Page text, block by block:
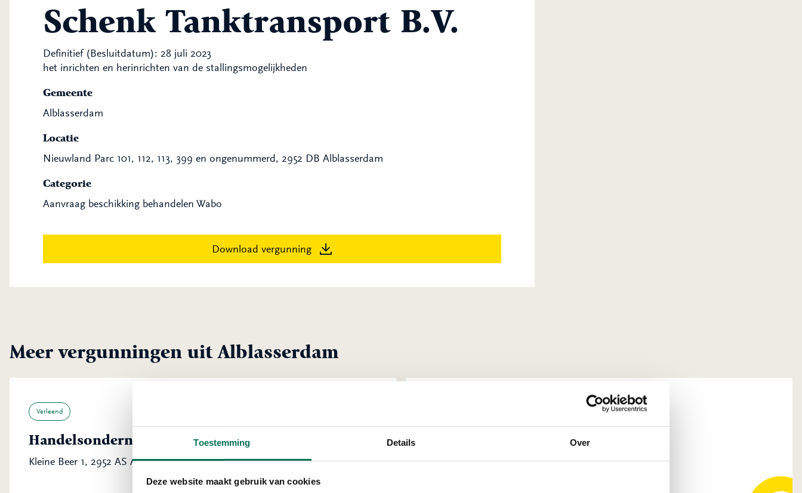
Toestemming Details Over
Deze website maakt gebruik van cookies
Schenk Tanktransport B.V.
Definitief (Besluitdatum): 28 juli 2023
het inrichten en herinrichten van de stallingsmogelijkheden
Gemeente
Alblasserdam
Locatie
Nieuwland Parc 101, 112, 113, 399 en ongenummerd, 2952 DB Alblasserdam
Categorie
Aanvraag beschikking behandelen Wabo
Download vergunning
Meer vergunningen uit Alblasserdam
Verleend
Handelsonderneming Spies B.V.
Kleine Beer 1, 2952 AS Alblasserdam
Heftruckverhuur A. Maat B.V.
Nieuwland Parc 502, 2952 DG Alblasserdam